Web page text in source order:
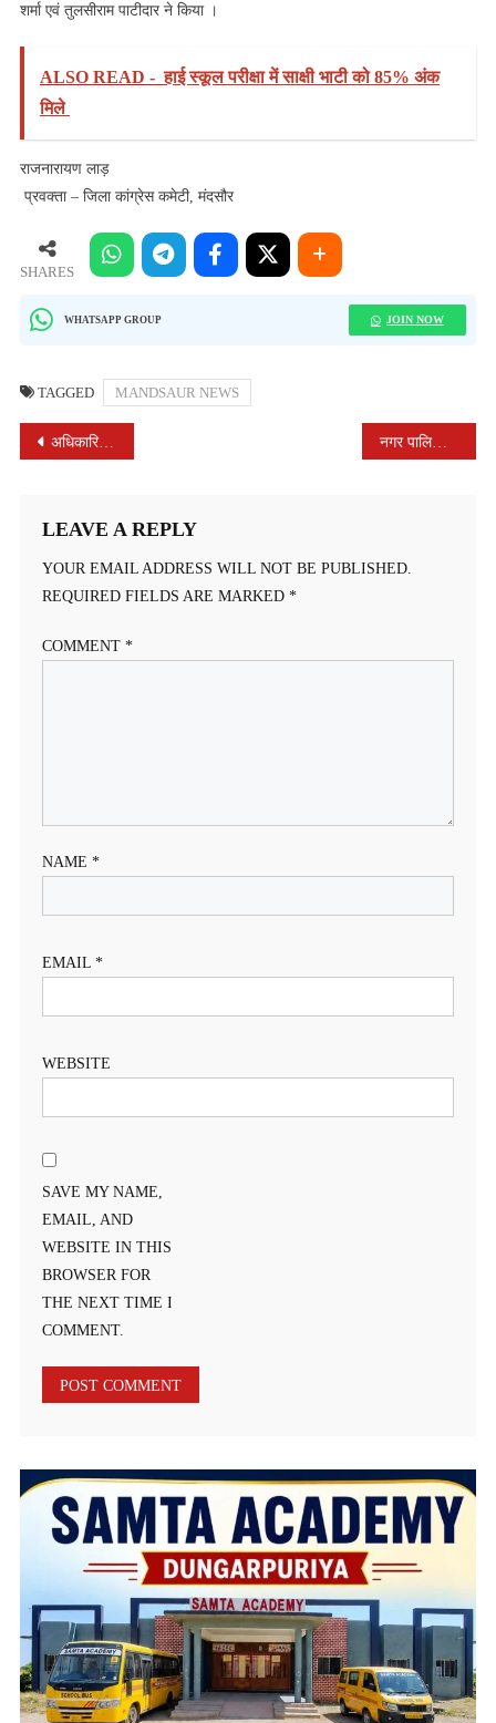
शर्मा एवं तुलसीराम पाटीदार ने किया ।
ALSO READ - हाई स्कूल परीक्षा में साक्षी भाटी को 85% अंक
मिले
राजनारायण लाड़
प्रवक्ता – जिला कांग्रेस कमेटी, मंदसौर
SHARES
WHATSAPP GROUP JOIN NOW
TAGGED MANDSAUR NEWS
POST
अधिकारियों ने किया उपार्जन केंद्रों का निरीक्षण नगर पालिका द्वारा किया जा रहा है मच्छरों की रोकथाम हेतु दवाइयो का छिड़काव
LEAVE A REPLY
YOUR EMAIL ADDRESS WILL NOT BE PUBLISHED.
REQUIRED FIELDS ARE MARKED *
COMMENT *
NAME *
EMAIL *
WEBSITE
SAVE MY NAME,
EMAIL, AND
WEBSITE IN THIS
BROWSER FOR
THE NEXT TIME I
COMMENT.